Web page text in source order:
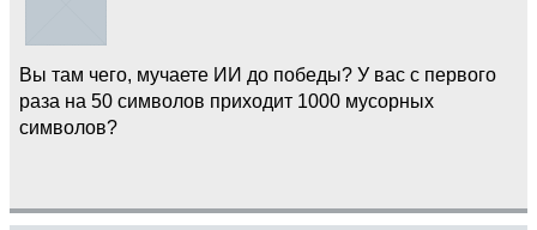
Вы там чего, мучаете ИИ до победы? У вас с первого
раза на 50 символов приходит 1000 мусорных
символов?